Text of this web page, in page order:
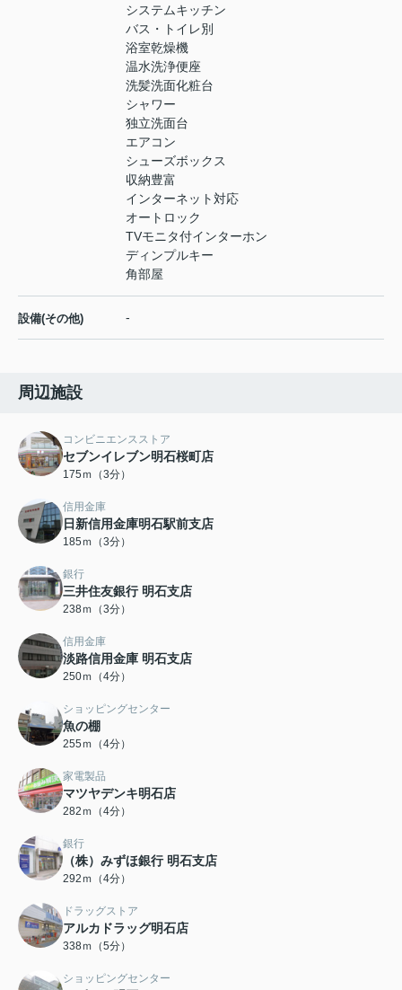
システムキッチン
バス・トイレ別
浴室乾燥機
温水洗浄便座
洗髪洗面化粧台
シャワー
独立洗面台
エアコン
シューズボックス
収納豊富
インターネット対応
オートロック
TVモニタ付インターホン
ディンプルキー
角部屋
設備(その他) -
周辺施設
コンビニエンスストア
セブンイレブン明石桜町店
175ｍ（3分）
信用金庫
日新信用金庫明石駅前支店
185ｍ（3分）
銀行
三井住友銀行 明石支店
238ｍ（3分）
信用金庫
淡路信用金庫 明石支店
250ｍ（4分）
ショッピングセンター
魚の棚
255ｍ（4分）
家電製品
マツヤデンキ明石店
282ｍ（4分）
銀行
（株）みずほ銀行 明石支店
292ｍ（4分）
ドラッグストア
アルカドラッグ明石店
338ｍ（5分）
ショッピングセンター